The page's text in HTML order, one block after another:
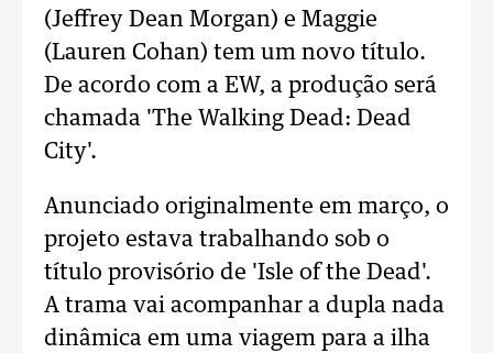
(Jeffrey Dean Morgan) e Maggie
(Lauren Cohan) tem um novo título.
De acordo com a EW, a produção será
chamada 'The Walking Dead: Dead
City'.
Anunciado originalmente em março, o
projeto estava trabalhando sob o
título provisório de 'Isle of the Dead'.
A trama vai acompanhar a dupla nada
dinâmica em uma viagem para a ilha